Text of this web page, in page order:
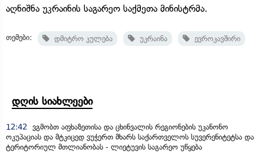
აღნიშნა უკრაინის საგარეო საქმეთა მინისტრმა.
თემები: დმიტრო კულება უკრაინა ევროკავშირი
დღის სიახლეები
12:42
ვგმობთ აფხაზეთისა და ცხინვალის რეგიონების უკანონო
ოკუპაციას და მტკიცედ ვუჭერთ მხარს საქართველოს სუვერენიტეტსა და
ტერიტორიულ მთლიანობას - ლიეტუვის საგარეო უწყება